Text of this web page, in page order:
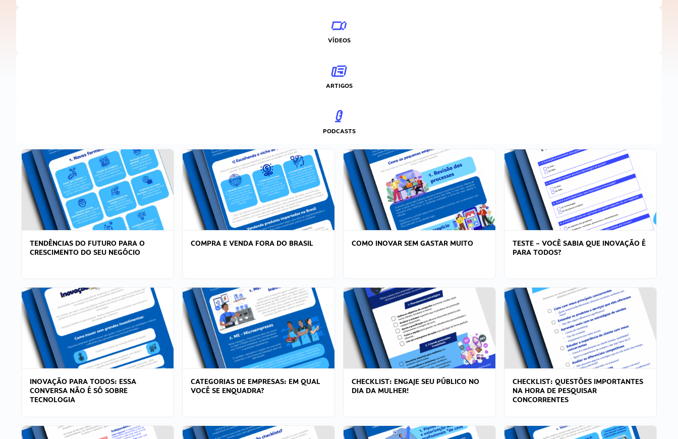
VÍDEOS
ARTIGOS
PODCASTS
TENDÊNCIAS DO FUTURO PARA O
CRESCIMENTO DO SEU NEGÓCIO
COMPRA E VENDA FORA DO BRASIL COMO INOVAR SEM GASTAR MUITO
TESTE – VOCÊ SABIA QUE INOVAÇÃO É
PARA TODOS?
INOVAÇÃO PARA TODOS: ESSA
CONVERSA NÃO É SÓ SOBRE
TECNOLOGIA
CATEGORIAS DE EMPRESAS: EM QUAL
VOCÊ SE ENQUADRA?
CHECKLIST: ENGAJE SEU PÚBLICO NO
DIA DA MULHER!
CHECKLIST: QUESTÕES IMPORTANTES
NA HORA DE PESQUISAR
CONCORRENTES